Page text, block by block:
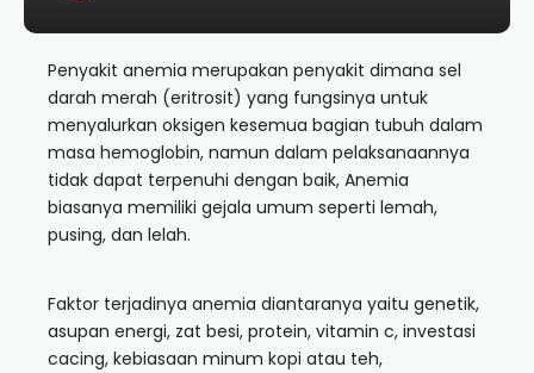
Penyakit anemia merupakan penyakit dimana sel
darah merah (eritrosit) yang fungsinya untuk
menyalurkan oksigen kesemua bagian tubuh dalam
masa hemoglobin, namun dalam pelaksanaannya
tidak dapat terpenuhi dengan baik, Anemia
biasanya memiliki gejala umum seperti lemah,
pusing, dan lelah.
Faktor terjadinya anemia diantaranya yaitu genetik,
asupan energi, zat besi, protein, vitamin c, investasi
cacing, kebiasaan minum kopi atau teh,